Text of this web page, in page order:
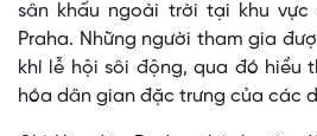
sân khấu ngoài trời tại khu vực
Praha. Những người tham gia
khí lễ hội sôi động, qua đó hiểu
hóa dân gian đặc trưng của các